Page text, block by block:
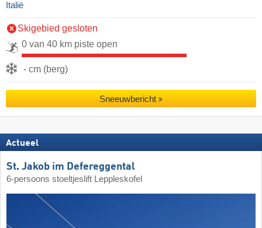
Italië
Skigebied gesloten
0 van 40 km piste open
- cm (berg)
Sneeuwbericht
Actueel
St. Jakob im Defereggental
6-persoons stoeltjeslift Leppleskofel